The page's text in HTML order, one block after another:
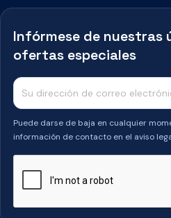
Infórmese de nuestras
ofertas especiales
Puede darse de baja en cualquier
información de contacto en el aviso